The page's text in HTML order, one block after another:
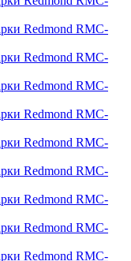
Redmond RMC-
Redmond RMC-
Redmond RMC-
Redmond RMC-
Redmond RMC-
Redmond RMC-
Redmond RMC-
Redmond RMC-
Redmond RMC-